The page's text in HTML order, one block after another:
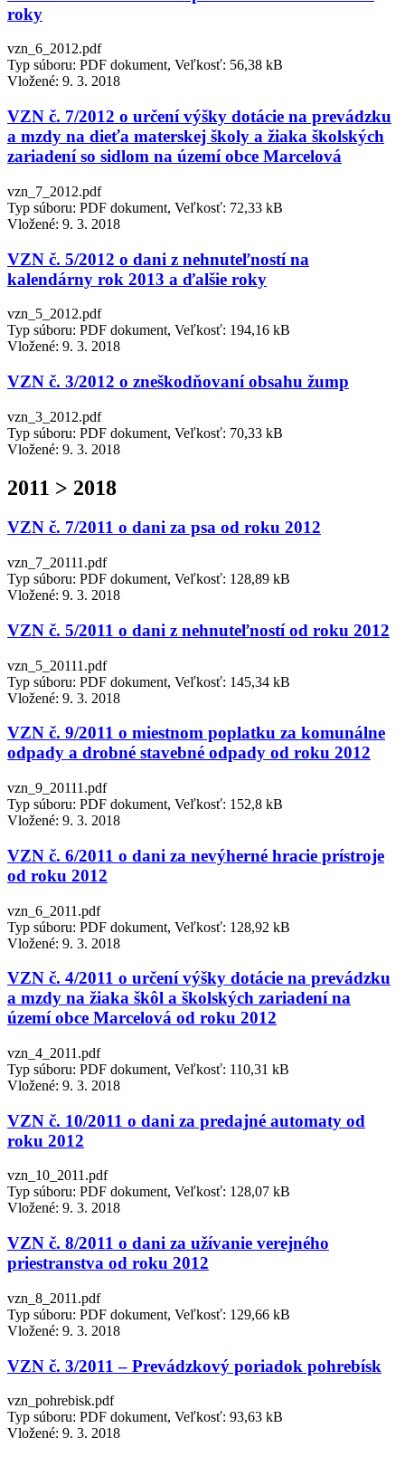
roky
vzn_6_2012.pdf
Typ súboru: PDF dokument, Veľkosť: 56,38 kB
Vložené: 9. 3. 2018
VZN č. 7/2012 o určení výšky dotácie na prevádzku
a mzdy na dieťa materskej školy a žiaka školských
zariadení so sidlom na území obce Marcelová
vzn_7_2012.pdf
Typ súboru: PDF dokument, Veľkosť: 72,33 kB
Vložené: 9. 3. 2018
VZN č. 5/2012 o dani z nehnuteľností na
kalendárny rok 2013 a ďalšie roky
vzn_5_2012.pdf
Typ súboru: PDF dokument, Veľkosť: 194,16 kB
Vložené: 9. 3. 2018
VZN č. 3/2012 o zneškodňovaní obsahu žump
vzn_3_2012.pdf
Typ súboru: PDF dokument, Veľkosť: 70,33 kB
Vložené: 9. 3. 2018
2011 > 2018
VZN č. 7/2011 o dani za psa od roku 2012
vzn_7_20111.pdf
Typ súboru: PDF dokument, Veľkosť: 128,89 kB
Vložené: 9. 3. 2018
VZN č. 5/2011 o dani z nehnuteľností od roku 2012
vzn_5_20111.pdf
Typ súboru: PDF dokument, Veľkosť: 145,34 kB
Vložené: 9. 3. 2018
VZN č. 9/2011 o miestnom poplatku za komunálne
odpady a drobné stavebné odpady od roku 2012
vzn_9_20111.pdf
Typ súboru: PDF dokument, Veľkosť: 152,8 kB
Vložené: 9. 3. 2018
VZN č. 6/2011 o dani za nevýherné hracie prístroje
od roku 2012
vzn_6_2011.pdf
Typ súboru: PDF dokument, Veľkosť: 128,92 kB
Vložené: 9. 3. 2018
VZN č. 4/2011 o určení výšky dotácie na prevádzku
a mzdy na žiaka škôl a školských zariadení na
území obce Marcelová od roku 2012
vzn_4_2011.pdf
Typ súboru: PDF dokument, Veľkosť: 110,31 kB
Vložené: 9. 3. 2018
VZN č. 10/2011 o dani za predajné automaty od
roku 2012
vzn_10_2011.pdf
Typ súboru: PDF dokument, Veľkosť: 128,07 kB
Vložené: 9. 3. 2018
VZN č. 8/2011 o dani za užívanie verejného
priestranstva od roku 2012
vzn_8_2011.pdf
Typ súboru: PDF dokument, Veľkosť: 129,66 kB
Vložené: 9. 3. 2018
VZN č. 3/2011 – Prevádzkový poriadok pohrebísk
vzn_pohrebisk.pdf
Typ súboru: PDF dokument, Veľkosť: 93,63 kB
Vložené: 9. 3. 2018